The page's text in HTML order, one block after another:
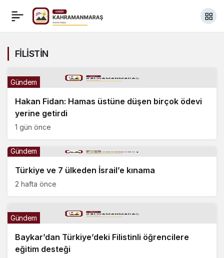
FİLİSTİN
Hakan Fidan: Hamas üstüne düşen birçok ödevi
yerine getirdi
Gündem
1 gün önce
Türkiye ve 7 ülkeden İsrail’e kınama
Gündem
2 hafta önce
Baykar’dan Türkiye’deki Filistinli öğrencilere
eğitim desteği
Gündem